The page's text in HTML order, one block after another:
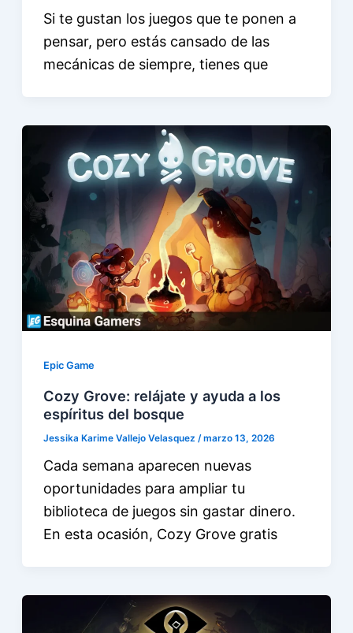
Si te gustan los juegos que te ponen a
pensar, pero estás cansado de las
mecánicas de siempre, tienes que
Epic Game
Cozy Grove: relájate y ayuda a los
espíritus del bosque
Jessika Karime Vallejo Velasquez /marzo 13, 2026
Cada semana aparecen nuevas
oportunidades para ampliar tu
biblioteca de juegos sin gastar dinero.
En esta ocasión, Cozy Grove gratis